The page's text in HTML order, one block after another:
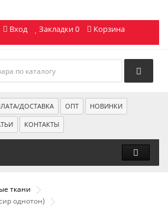
Вход Закладки 0 Корзина
ДОСТАВКА ОПТ НОВИНКИ
КОНТАКТЫ
ткани
однотон)